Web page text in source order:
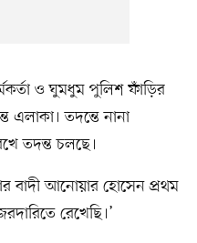
ও ঘুমধুম পুলিশ ফাঁড়ির
তদন্তে নানা
তদন্ত চলছে।
বাদী আনোয়ার হোসেন প্রথম
রেখেছি।’